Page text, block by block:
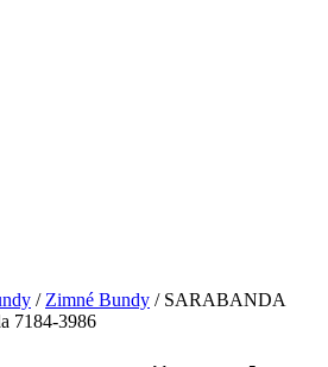
/ Zimné Bundy / SARABANDA
7184-3986